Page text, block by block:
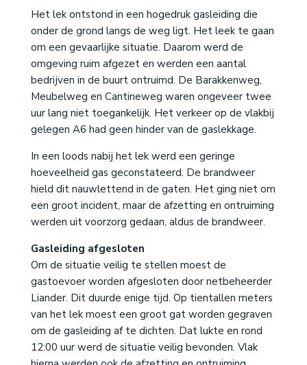
Het lek ontstond in een hogedruk gasleiding die
onder de grond langs de weg ligt. Het leek te gaan
om een gevaarlijke situatie. Daarom werd de
omgeving ruim afgezet en werden een aantal
bedrijven in de buurt ontruimd. De Barakkenweg,
Meubelweg en Cantineweg waren ongeveer twee
uur lang niet toegankelijk. Het verkeer op de vlakbij
gelegen A6 had geen hinder van de gaslekkage.
In een loods nabij het lek werd een geringe
hoeveelheid gas geconstateerd. De brandweer
hield dit nauwlettend in de gaten. Het ging niet om
een groot incident, maar de afzetting en ontruiming
werden uit voorzorg gedaan, aldus de brandweer.
Gasleiding afgesloten
Om de situatie veilig te stellen moest de
gastoevoer worden afgesloten door netbeheerder
Liander. Dit duurde enige tijd. Op tientallen meters
van het lek moest een groot gat worden gegraven
om de gasleiding af te dichten. Dat lukte en rond
12:00 uur werd de situatie veilig bevonden. Vlak